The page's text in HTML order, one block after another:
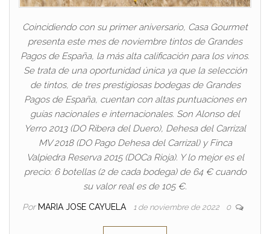
Coincidiendo con su primer aniversario, Casa Gourmet
presenta este mes de noviembre tintos de Grandes
Pagos de España, la más alta calificación para los vinos.
Se trata de una oportunidad única ya que la selección
de tintos, de tres prestigiosas bodegas de Grandes
Pagos de España, cuentan con altas puntuaciones en
guías nacionales e internacionales. Son Alonso del
Yerro 2013 (DO Ribera del Duero), Dehesa del Carrizal
MV 2018 (DO Pago Dehesa del Carrizal) y Finca
Valpiedra Reserva 2015 (DOCa Rioja). Y lo mejor es el
precio: 6 botellas (2 de cada bodega) de 64 € cuando
su valor real es de 105 €.
Por MARIA JOSE CAYUELA 1 de noviembre de 2022 0